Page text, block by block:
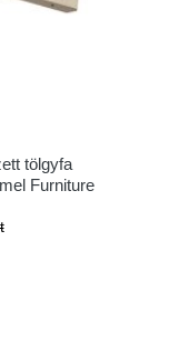
tölgyfa
Furniture